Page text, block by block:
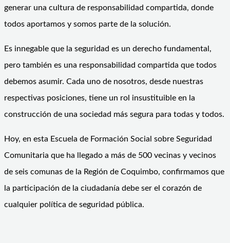
generar una cultura de responsabilidad compartida, donde
todos aportamos y somos parte de la solución.
Es innegable que la seguridad es un derecho fundamental,
pero también es una responsabilidad compartida que todos
debemos asumir. Cada uno de nosotros, desde nuestras
respectivas posiciones, tiene un rol insustituible en la
construcción de una sociedad más segura para todas y todos.
Hoy, en esta Escuela de Formación Social sobre Seguridad
Comunitaria que ha llegado a más de 500 vecinas y vecinos
de seis comunas de la Región de Coquimbo, confirmamos que
la participación de la ciudadanía debe ser el corazón de
cualquier política de seguridad pública.